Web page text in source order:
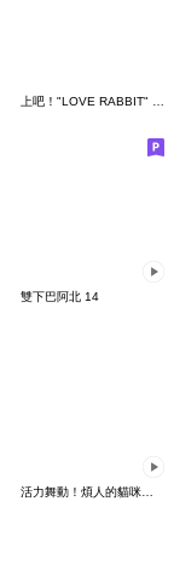
雙下巴阿北 14
活力舞動！煩人的貓咪★迷你版 2